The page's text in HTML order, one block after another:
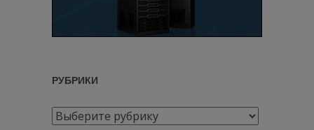
РУБРИКИ
Рубрики